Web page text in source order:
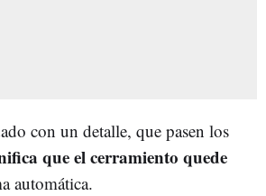
con un detalle, que pasen los
que el cerramiento quede
automática.